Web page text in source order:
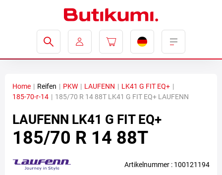
Home | Reifen | PKW | LAUFENN | LK41 G FIT EQ+ |
185-70-r-14 | 185/70 R 14 88T LK41 G FIT EQ+ LAUFENN
LAUFENN LK41 G FIT EQ+
185/70 R 14 88T
Artikelnummer : 100121194